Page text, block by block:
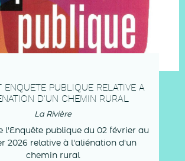
ENQUETE PUBLIQUE RELATIVE A
D'UN CHEMIN RURAL
La Rivière
l'Enquête publique du 02 février au
2026 relative à l'aliénation d'un
chemin rural